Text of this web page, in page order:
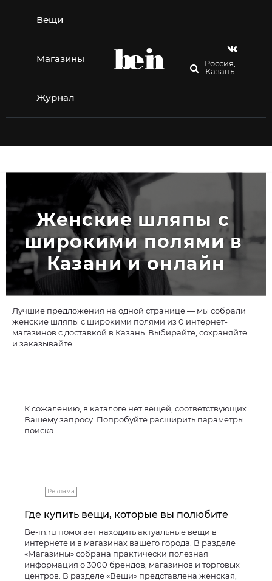
содержимому
Вещи
Магазины
Журнал
Россия,
Казань
Женские шляпы с
широкими полями в
Казани и онлайн
Лучшие предложения на одной странице — мы собрали
женские шляпы с широкими полями из 0 интернет-
магазинов с доставкой в Казань. Выбирайте, сохраняйте
и заказывайте.
К сожалению, в каталоге нет вещей, соответствующих
Вашему запросу. Попробуйте расширить параметры
поиска.
Реклама
Где купить вещи, которые вы полюбите
Be-in.ru помогает находить актуальные вещи в
интернете и в магазинах вашего города. В разделе
«Магазины» собрана практически полезная
информация о 3000 брендов, магазинов и торговых
центров. В разделе «Вещи» представлена женская,